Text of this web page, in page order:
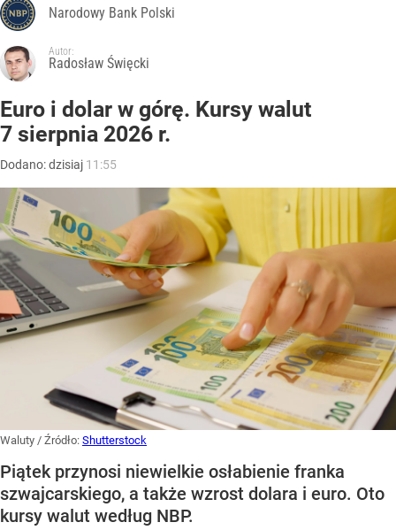
Narodowy Bank Polski
Autor:
Radosław Święcki
Euro i dolar w górę. Kursy walut
7 sierpnia 2026 r.
Dodano:dzisiaj 11:55
Waluty / Źródło: Shutterstock
Piątek przynosi niewielkie osłabienie franka
szwajcarskiego, a także wzrost dolara i euro. Oto
kursy walut według NBP.